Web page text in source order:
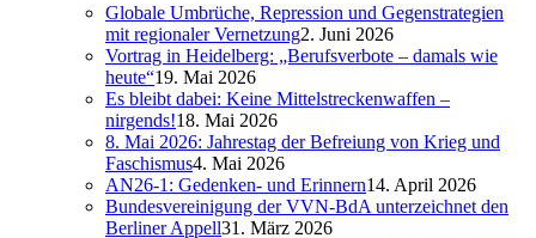
Globale Umbrüche, Repression und Gegenstrategien
mit regionaler Vernetzung2. Juni 2026
Vortrag in Heidelberg: „Berufsverbote – damals wie
heute“19. Mai 2026
Es bleibt dabei: Keine Mittelstreckenwaffen –
nirgends!18. Mai 2026
8. Mai 2026: Jahrestag der Befreiung von Krieg und
Faschismus4. Mai 2026
AN26-1: Gedenken- und Erinnern14. April 2026
Bundesvereinigung der VVN-BdA unterzeichnet den
Berliner Appell31. März 2026